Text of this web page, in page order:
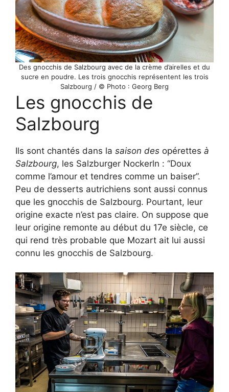
Des gnocchis de Salzbourg avec de la crème d’airelles et du
sucre en poudre. Les trois gnocchis représentent les trois
Salzbourg / © Photo : Georg Berg
Les gnocchis de
Salzbourg
Ils sont chantés dans la saison des opérettes à
Salzbourg, les Salzburger Nockerln : “Doux
comme l’amour et tendres comme un baiser”.
Peu de desserts autrichiens sont aussi connus
que les gnocchis de Salzbourg. Pourtant, leur
origine exacte n’est pas claire. On suppose que
leur origine remonte au début du 17e siècle, ce
qui rend très probable que Mozart ait lui aussi
connu les gnocchis de Salzbourg.